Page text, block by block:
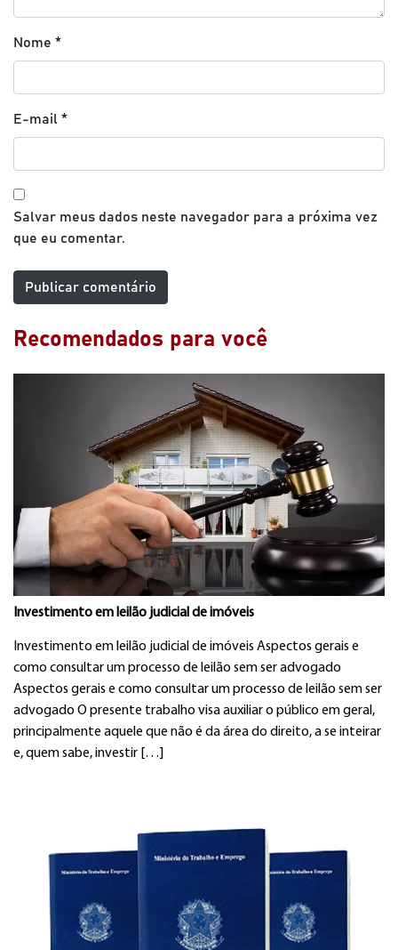
Nome *
E-mail *
Salvar meus dados neste navegador para a próxima vez
que eu comentar.
Recomendados para você
Investimento em leilão judicial de imóveis
Investimento em leilão judicial de imóveis Aspectos gerais e
como consultar um processo de leilão sem ser advogado
Aspectos gerais e como consultar um processo de leilão sem ser
advogado O presente trabalho visa auxiliar o público em geral,
principalmente aquele que não é da área do direito, a se inteirar
e, quem sabe, investir […]